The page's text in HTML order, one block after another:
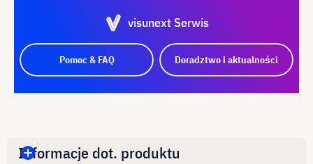
visunext Serwis
Pomoc & FAQ Doradztwo i aktualności
Informacje dot. produktu